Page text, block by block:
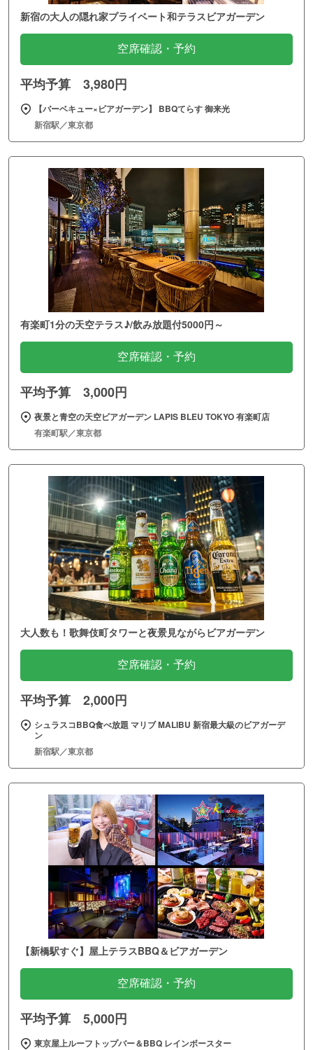
新宿の大人の隠れ家プライベート和テラスビアガーデン
空席確認・予約
平均予算 3,980円
【バーベキュー×ビアガーデン】 BBQてらす 御来光
新宿駅／東京都
有楽町1分の天空テラス♪/飲み放題付5000円～
空席確認・予約
平均予算 3,000円
夜景と青空の天空ビアガーデン LAPIS BLEU TOKYO 有楽町店
有楽町駅／東京都
大人数も！歌舞伎町タワーと夜景見ながらビアガーデン
空席確認・予約
平均予算 2,000円
シュラスコBBQ食べ放題 マリブ MALIBU 新宿最大級のビアガーデ
ン
新宿駅／東京都
【新橋駅すぐ】屋上テラスBBQ＆ビアガーデン
空席確認・予約
平均予算 5,000円
東京屋上ルーフトップバー＆BBQ レインボースター